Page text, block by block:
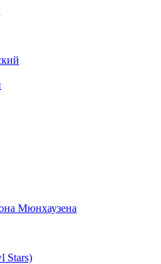
Мюнхаузена
Stars)